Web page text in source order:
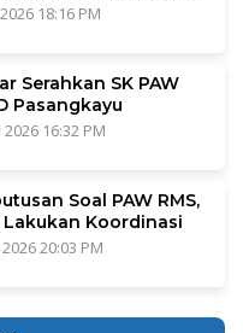
18:16 PM
Serahkan SK PAW
Pasangkayu
16:32 PM
Soal PAW RMS,
Lakukan Koordinasi
20:03 PM